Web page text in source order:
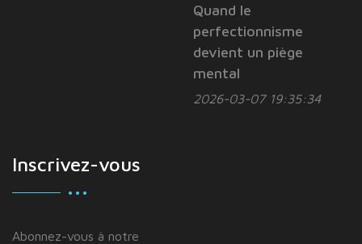
Quand le
perfectionnisme
devient un piège
mental
2026-03-07 19:35:34
Inscrivez-vous
Abonnez-vous à notre